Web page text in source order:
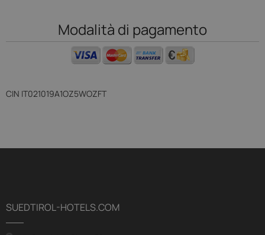
Modalità di pagamento
CIN IT021019A1OZ5WOZFT
SUEDTIROL-HOTELS.COM